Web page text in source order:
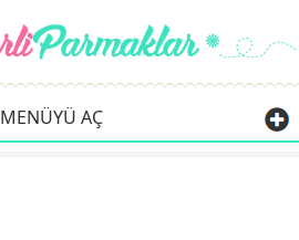
MENÜYÜ AÇ